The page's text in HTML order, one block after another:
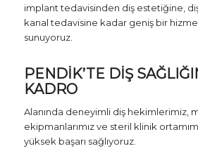
implant tedavisinden diş estetiğine,
kanal tedavisine kadar geniş bir
sunuyoruz.
PENDIK’TE DIŞ
KADRO
Alanında deneyimli diş hekimlerimiz,
ekipmanlarımız ve steril klinik
yüksek başarı sağlıyoruz.